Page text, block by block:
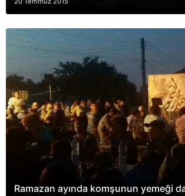
Ramazan ayında komşunun yemeği